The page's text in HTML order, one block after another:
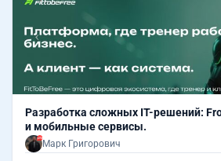
Разработка сложных IT-решений:
и мобильные сервисы.
Марк Григорович